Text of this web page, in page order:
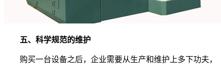
五、科学规范的维护
购买一台设备之后，企业需要从生产和维护上多下功夫，